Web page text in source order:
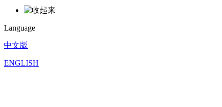
Language
中文版
ENGLISH